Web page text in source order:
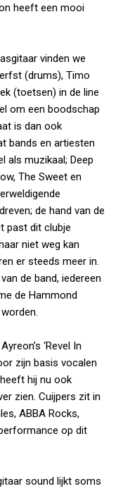
heeft een mooi
vinden we
(drums), Timo
(toetsen) in de line
om een boodschap
is dan ook
bands en artiesten
als muzikaal; Deep
The Sweet en
de hand van de
past dit clubje
niet weg kan
er steeds meer in.
de band, iedereen
de Hammond
‘Revel In
zijn basis vocalen
hij nu ook
zien. Cuijpers zit in
ABBA Rocks,
op dit
sound lijkt soms